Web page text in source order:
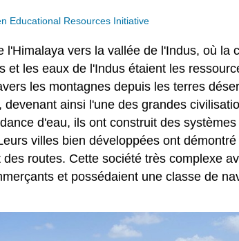
Educational Resources Initiative
l'Himalaya vers la vallée de l'Indus, où
et les eaux de l'Indus étaient les
les montagnes depuis les terres
ainsi l'une des grandes
d'eau, ils ont construit des
villes bien développées ont
routes. Cette société très complexe
et possédaient une classe de